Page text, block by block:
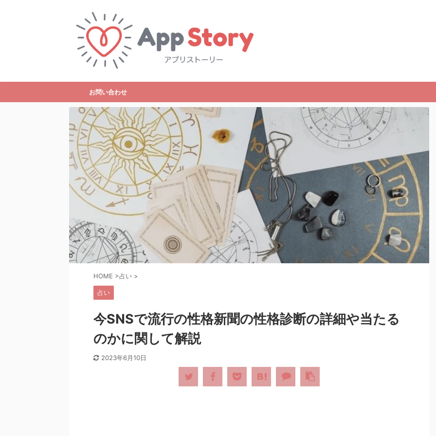
お問い合わせ
HOME >占い >
占い
今SNSで流行の性格新聞の性格診断の詳細や当たる
のかに関して解説
2023年6月10日